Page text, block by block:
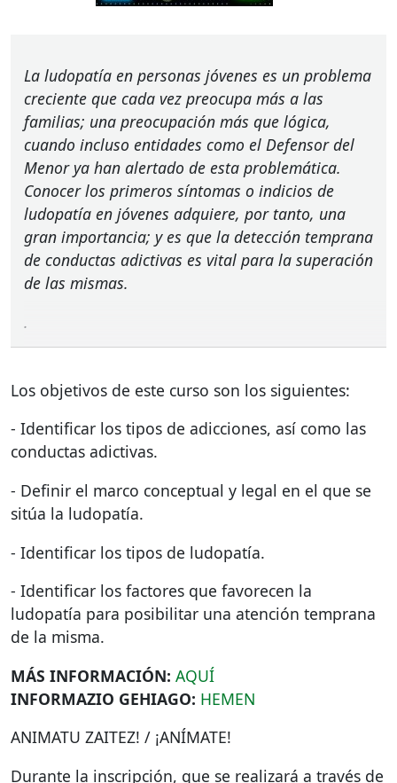
La ludopatía en personas jóvenes es un problema
creciente que cada vez preocupa más a las
familias; una preocupación más que lógica,
cuando incluso entidades como el Defensor del
Menor ya han alertado de esta problemática.
Conocer los primeros síntomas o indicios de
ludopatía en jóvenes adquiere, por tanto, una
gran importancia; y es que la detección temprana
de conductas adictivas es vital para la superación
de las mismas.
.
Los objetivos de este curso son los siguientes:
- Identificar los tipos de adicciones, así como las
conductas adictivas.
- Definir el marco conceptual y legal en el que se
sitúa la ludopatía.
- Identificar los tipos de ludopatía.
- Identificar los factores que favorecen la
ludopatía para posibilitar una atención temprana
de la misma.
MÁS INFORMACIÓN: AQUÍ
INFORMAZIO GEHIAGO: HEMEN
ANIMATU ZAITEZ! / ¡ANÍMATE!
Durante la inscripción, que se realizará a través de